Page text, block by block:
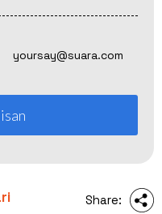
yoursay@suara.com
Share: